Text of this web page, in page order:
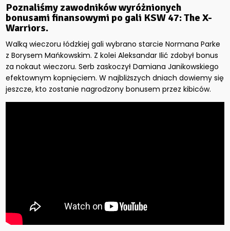
Poznaliśmy zawodników wyróżnionych
bonusami finansowymi po gali KSW 47: The X-
Warriors.
Walką wieczoru łódzkiej gali wybrano starcie Normana Parke
z Borysem Mańkowskim. Z kolei Aleksandar Ilić zdobył bonus
za nokaut wieczoru. Serb zaskoczył Damiana Janikowskiego
efektownym kopnięciem. W najbliższych dniach dowiemy się
jeszcze, kto zostanie nagrodzony bonusem przez kibiców.